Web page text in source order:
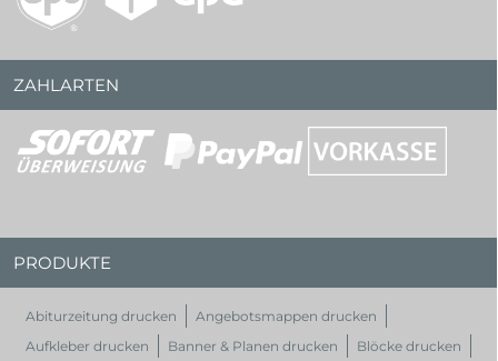
ZAHLARTEN
PRODUKTE
Abiturzeitung drucken
Angebotsmappen drucken
Aufkleber drucken
Banner & Planen drucken
Blöcke drucken